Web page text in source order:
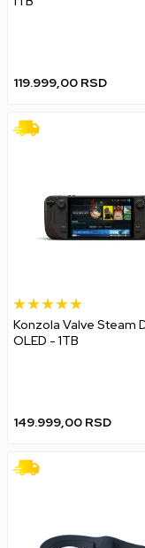
119.999,00 RSD
Konzola Valve Steam
OLED - 1TB
149.999,00 RSD